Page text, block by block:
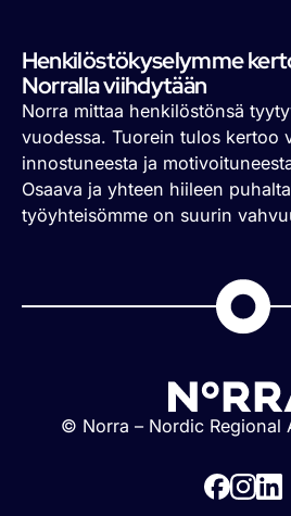
Henkilöstökyselymme
Norralla viihdytään
Norra mittaa henkilöstönsä
vuodessa. Tuorein tulos kertoo
innostuneesta ja
Osaava ja yhteen hiileen
työyhteisömme on suurin
© Norra – Nordic Regional